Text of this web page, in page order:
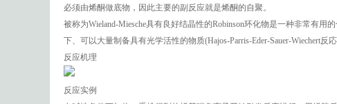
必须由烯酮做底物，因此主要的副反应就是烯酮的自聚。
被称为Wieland-Miesche具有良好结晶性的Robinson环化物是一种非常有
下、可以大量制备具有光学活性的物质(Hajos-Parris-Eder-Sauer-Wiechert反応)
反应机理
反应实例